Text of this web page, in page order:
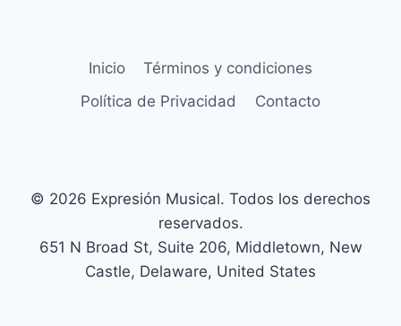
Inicio
Términos y condiciones
Política de Privacidad
Contacto
© 2026 Expresión Musical. Todos los derechos
reservados.
651 N Broad St, Suite 206, Middletown, New
Castle, Delaware, United States